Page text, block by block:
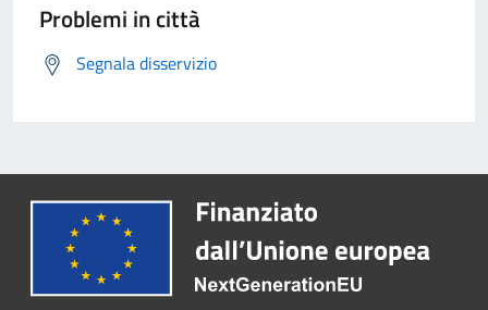
Problemi in città
Segnala disservizio